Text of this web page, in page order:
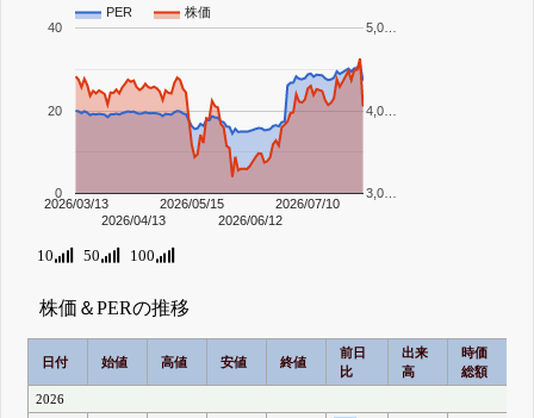
PER 株価
2026/03/13
2026/04/13
2026/05/15
2026/06/12
2026/07/10
0
20
40
3,0…
4,0…
5,0…
10 50 100
株価＆PERの推移
日付 始値 高値 安値 終値
前日
比
出来
高
時価
総額
2026